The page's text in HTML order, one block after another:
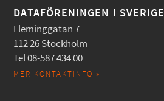
DATAFÖRENINGEN I SVERIGE
Fleminggatan 7
112 26 Stockholm
Tel 08-587 434 00
MER KONTAKTINFO »